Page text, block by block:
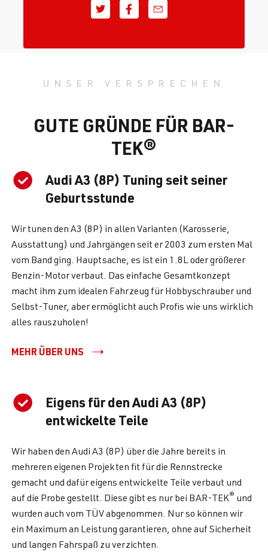
UNSER VERSPRECHEN
GUTE GRÜNDE FÜR BAR-
TEK®
Audi A3 (8P) Tuning seit seiner
Geburtsstunde
Wir tunen den A3 (8P) in allen Varianten (Karosserie,
Ausstattung) und Jahrgängen seit er 2003 zum ersten Mal
vom Band ging. Hauptsache, es ist ein 1.8L oder größerer
Benzin-Motor verbaut. Das einfache Gesamtkonzept
macht ihm zum idealen Fahrzeug für Hobbyschrauber und
Selbst-Tuner, aber ermöglicht auch Profis wie uns wirklich
alles rauszuholen!
MEHR ÜBER UNS
Eigens für den Audi A3 (8P)
entwickelte Teile
Wir haben den Audi A3 (8P) über die Jahre bereits in
mehreren eigenen Projekten fit für die Rennstrecke
gemacht und dafür eigens entwickelte Teile verbaut und
auf die Probe gestellt. Diese gibt es nur bei BAR-TEK® und
wurden auch vom TÜV abgenommen. Nur so können wir
ein Maximum an Leistung garantieren, ohne auf Sicherheit
und langen Fahrspaß zu verzichten.